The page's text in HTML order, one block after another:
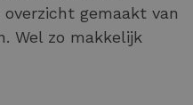
gemaakt van
Wel zo makkelijk